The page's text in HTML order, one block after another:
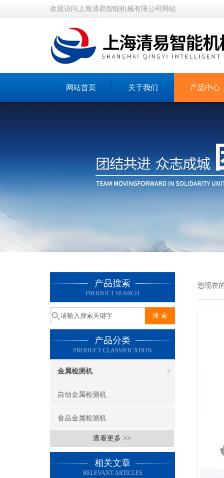
欢迎访问上海清易智能机械有限公司网站
网站首页 关于我们 产品中心
产品搜索
PRODUCT SEARCH
产品分类
PRODUCT CLASSIFICATION
金属检测机
自动金属检测机
食品金属检测机
查看更多 >>
相关文章
RELEVANT ARTICLES
您现在